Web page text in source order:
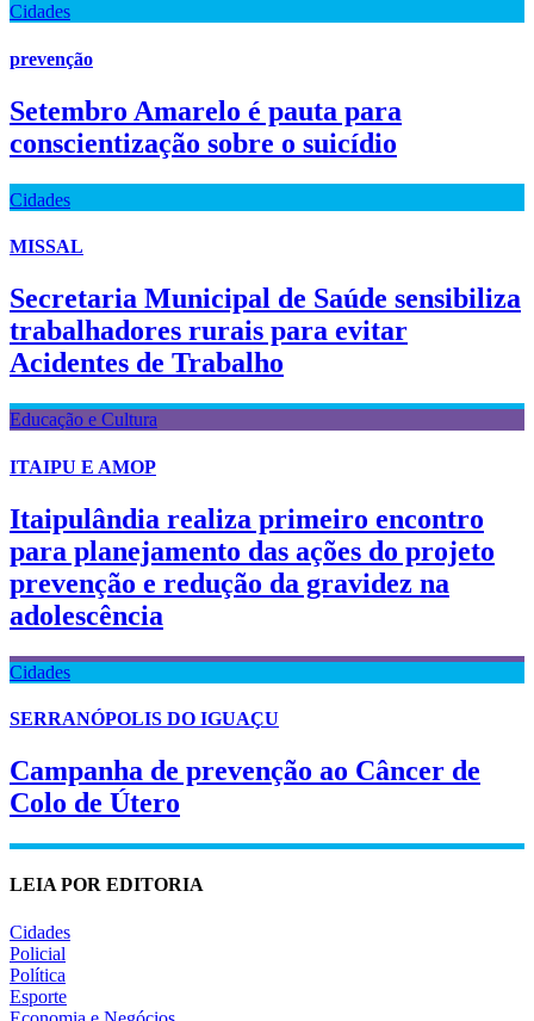
Cidades
prevenção
Setembro Amarelo é pauta para
conscientização sobre o suicídio
Cidades
MISSAL
Secretaria Municipal de Saúde sensibiliza
trabalhadores rurais para evitar
Acidentes de Trabalho
Educação e Cultura
ITAIPU E AMOP
Itaipulândia realiza primeiro encontro
para planejamento das ações do projeto
prevenção e redução da gravidez na
adolescência
Cidades
SERRANÓPOLIS DO IGUAÇU
Campanha de prevenção ao Câncer de
Colo de Útero
LEIA POR EDITORIA
Cidades
Policial
Política
Esporte